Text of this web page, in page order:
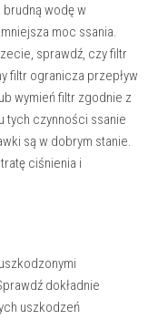
wodę w
moc ssania.
sprawdź, czy filtr
filtr ogranicza przepływ
wymień filtr zgodnie z
tych czynności ssanie
są w dobrym stanie.
ciśnienia i
dokładnie
uszkodzeń